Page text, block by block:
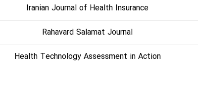
Iranian Journal of Health Insurance
Rahavard Salamat Journal
Health Technology Assessment in Action